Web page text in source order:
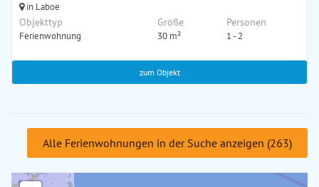
in Laboe
Objekttyp
Ferienwohnung
Größe
30 m²
Personen
1 - 2
zum Objekt
Alle Ferienwohnungen in der Suche anzeigen (263)